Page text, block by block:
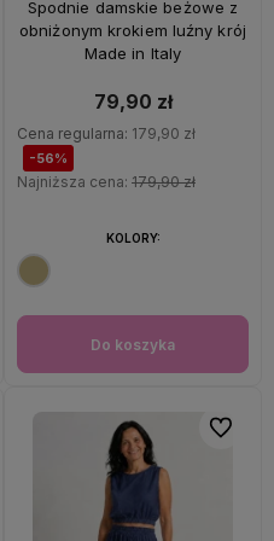
Spodnie damskie beżowe z
obniżonym krokiem luźny krój
Made in Italy
79,90 zł
Cena regularna: 179,90 zł
-56%
Najniższa cena: 179,90 zł
Do koszyka
KOLORY:
Do